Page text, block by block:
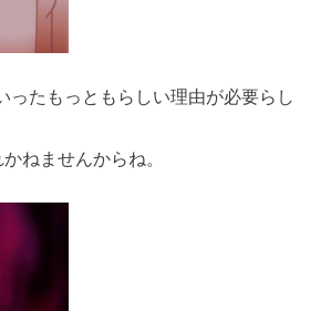
ったもっともらしい理由が必要らし
ねませんからね。